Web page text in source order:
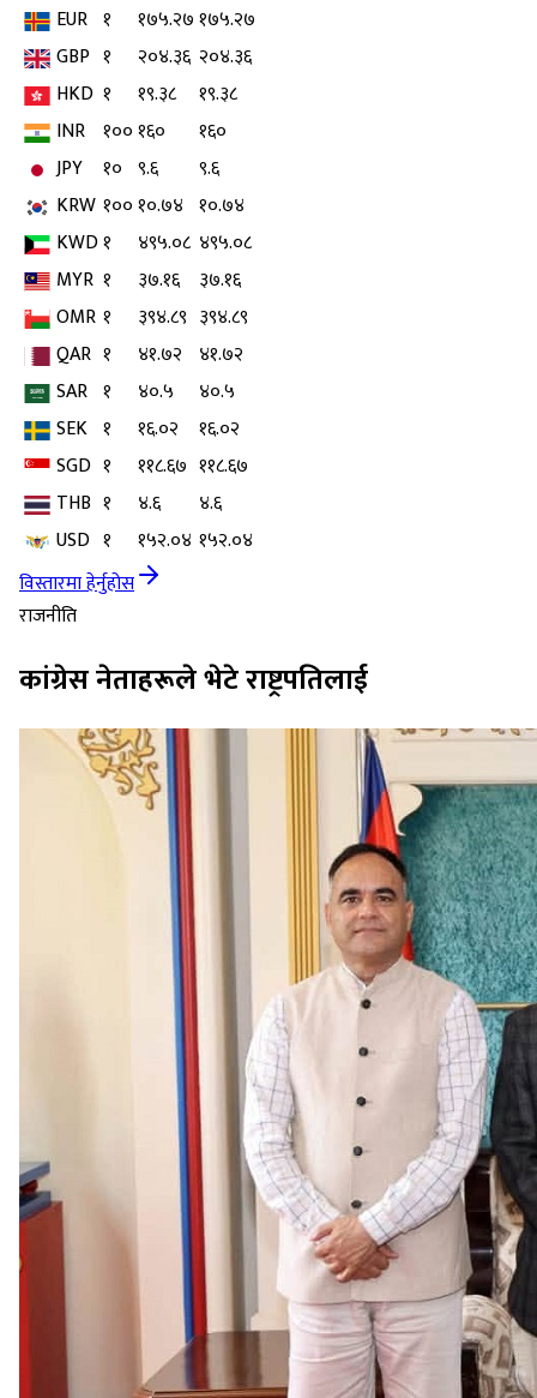
EUR १ १७५.२७१७५.२७
GBP १ २०४.३६ २०४.३६
HKD १ १९.३८
१९.३८
INR १००१६०
१६०
JPY
१० ९.६
९.६
KRW १००१०.७४ १०.७४
KWD१ ४९५.०८ ४९५.०८
MYR १ ३७.१६
३७.१६
OMR १ ३९४.८९ ३९४.८९
QAR १ ४१.७२ ४१.७२
SAR १ ४०.५
४०.५
SEK १ १६.०२
१६.०२
SGD १ ११८.६७ ११८.६७
THB १ ४.६
४.६
USD १ १५२.०४ १५२.०४
विस्तारमा हेर्नुहोस
राजनीति
कांग्रेस नेताहरूले भेटे राष्ट्रपतिलाई